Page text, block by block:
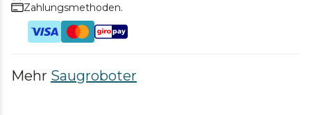
Zahlungsmethoden.
Mehr Saugroboter